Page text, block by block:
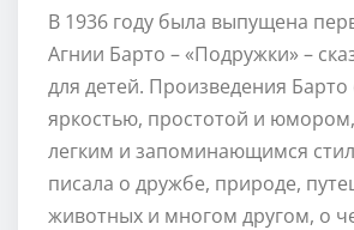
В 1936 году была выпущена
Агнии Барто – «Подружки» –
для детей. Произведения Барто
яркостью, простотой и
легким и запоминающимся
писала о дружбе, природе,
животных и многом другом, о